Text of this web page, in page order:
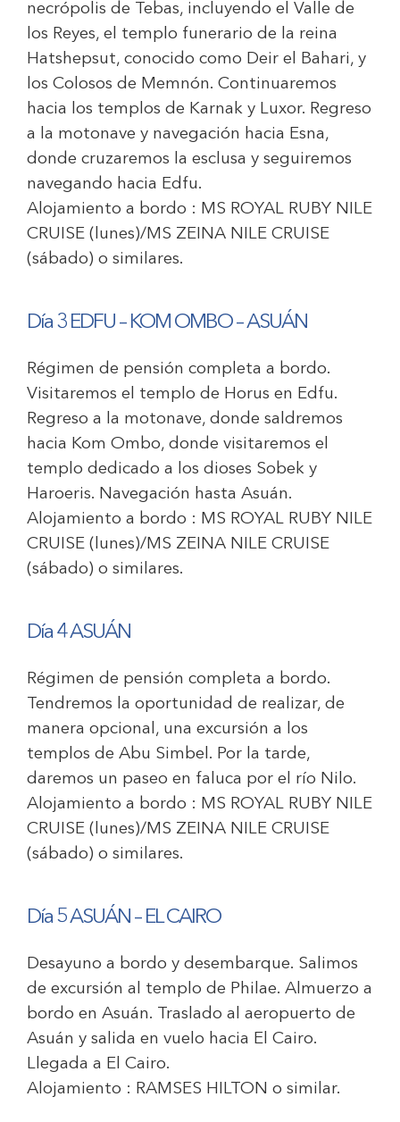
necrópolis de Tebas, incluyendo el Valle de
los Reyes, el templo funerario de la reina
Hatshepsut, conocido como Deir el Bahari, y
los Colosos de Memnón. Continuaremos
hacia los templos de Karnak y Luxor. Regreso
a la motonave y navegación hacia Esna,
donde cruzaremos la esclusa y seguiremos
navegando hacia Edfu.
Alojamiento a bordo : MS ROYAL RUBY NILE
CRUISE (lunes)/MS ZEINA NILE CRUISE
(sábado) o similares.
Día 3 EDFU – KOM OMBO – ASUÁN
Régimen de pensión completa a bordo.
Visitaremos el templo de Horus en Edfu.
Regreso a la motonave, donde saldremos
hacia Kom Ombo, donde visitaremos el
templo dedicado a los dioses Sobek y
Haroeris. Navegación hasta Asuán.
Alojamiento a bordo : MS ROYAL RUBY NILE
CRUISE (lunes)/MS ZEINA NILE CRUISE
(sábado) o similares.
Día 4 ASUÁN
Régimen de pensión completa a bordo.
Tendremos la oportunidad de realizar, de
manera opcional, una excursión a los
templos de Abu Simbel. Por la tarde,
daremos un paseo en faluca por el río Nilo.
Alojamiento a bordo : MS ROYAL RUBY NILE
CRUISE (lunes)/MS ZEINA NILE CRUISE
(sábado) o similares.
Día 5 ASUÁN – EL CAIRO
Desayuno a bordo y desembarque. Salimos
de excursión al templo de Philae. Almuerzo a
bordo en Asuán. Traslado al aeropuerto de
Asuán y salida en vuelo hacia El Cairo.
Llegada a El Cairo.
Alojamiento : RAMSES HILTON o similar.